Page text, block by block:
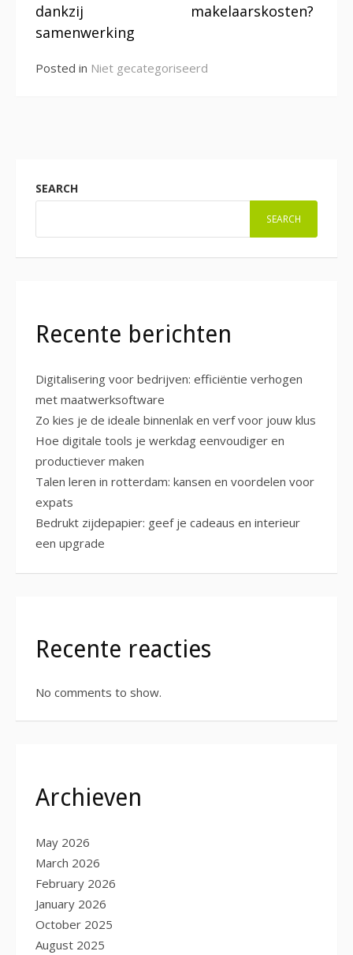
dankzij
samenwerking
makelaarskosten?
Posted in Niet gecategoriseerd
SEARCH
SEARCH
Recente berichten
Digitalisering voor bedrijven: efficiëntie verhogen
met maatwerksoftware
Zo kies je de ideale binnenlak en verf voor jouw klus
Hoe digitale tools je werkdag eenvoudiger en
productiever maken
Talen leren in rotterdam: kansen en voordelen voor
expats
Bedrukt zijdepapier: geef je cadeaus en interieur
een upgrade
Recente reacties
No comments to show.
Archieven
May 2026
March 2026
February 2026
January 2026
October 2025
August 2025